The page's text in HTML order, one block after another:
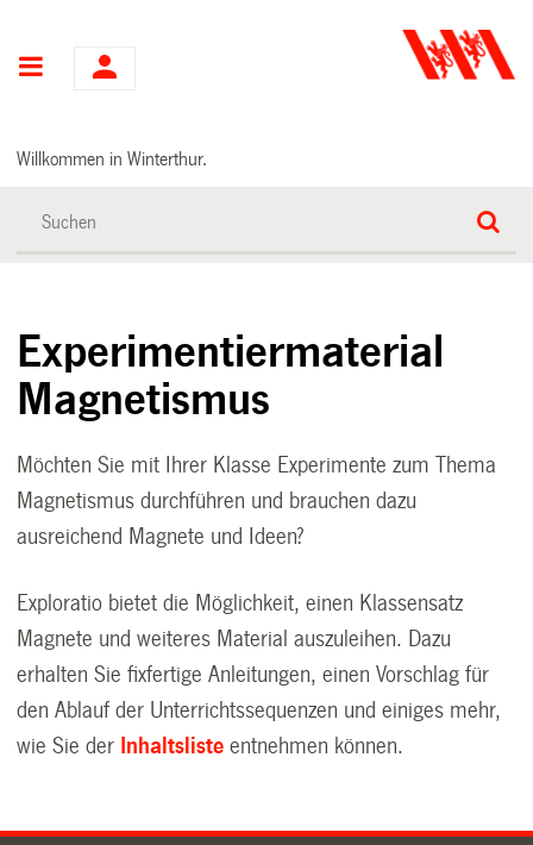
Hauptnavigation
Willkommen in Winterthur.
Experimentiermaterial
Magnetismus
Möchten Sie mit Ihrer Klasse Experimente zum Thema
Magnetismus durchführen und brauchen dazu
ausreichend Magnete und Ideen?
Exploratio bietet die Möglichkeit, einen Klassensatz
Magnete und weiteres Material auszuleihen. Dazu
erhalten Sie fixfertige Anleitungen, einen Vorschlag für
den Ablauf der Unterrichtssequenzen und einiges mehr,
wie Sie der Inhaltsliste entnehmen können.